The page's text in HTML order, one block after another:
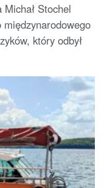
Stochel
międzynarodowego
który odbył